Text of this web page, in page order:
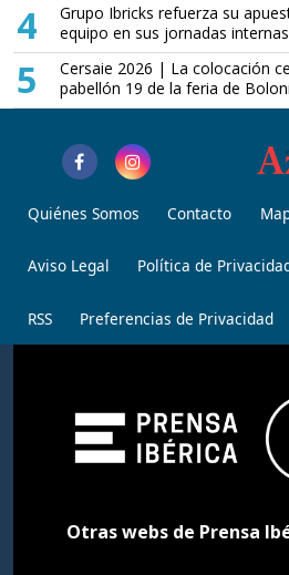
4
Grupo Ibricks refuerza su
equipo en sus jornadas internas
5
Cersaie 2026 | La colocación
pabellón 19 de la feria de
Quiénes Somos Contacto
Aviso Legal Política de
RSS Preferencias de Privacidad
Otras webs de Prensa